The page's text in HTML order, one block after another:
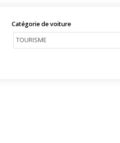
Catégorie de voiture